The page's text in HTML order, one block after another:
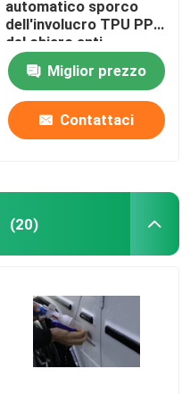
automatico sporco
dell'involucro TPU PPF
del chiaro anti
dell'automobile di Tpu
Ppf Tpu anti della
pittura film giallo
invisibile trasparente di
protezione
Miglior prezzo
Contattaci
(20)